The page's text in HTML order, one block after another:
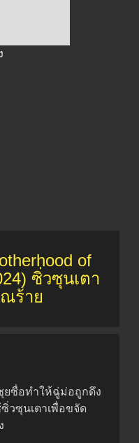
of
ซิ่วซุนเตา
ร้าย
ซื่อทำให้ฉู่ม่อถูกดึง
วซุนเตาเพื่อขจัด